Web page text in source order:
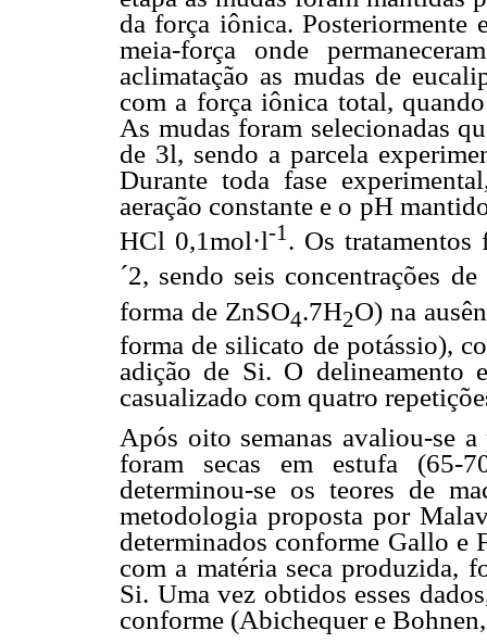
da força iônica. Posteriormente
meia-força onde
aclimatação as mudas de
com a força iônica total,
As mudas foram selecionadas
de 3l, sendo a parcela
Durante toda fase
aeração constante e o pH
HCl 0,1mol·l-1 . Os
´2, sendo seis concentrações
forma de ZnSO4.7H2O) na
forma de silicato de potássio),
adição de Si. O delineamento
casualizado com quatro
Após oito semanas avaliou-se
foram secas em estufa (65-
determinou-se os teores de
metodologia proposta por
determinados conforme Gallo
com a matéria seca produzida,
Si. Uma vez obtidos esses
conforme (Abichequer e